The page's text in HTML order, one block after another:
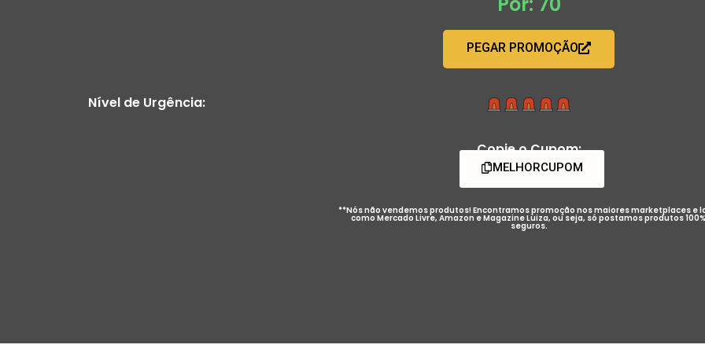
PEGAR PROMOÇÃO
Nível de Urgência:
Copie o Cupom:
MELHORCUPOM
**Nós não vendemos produtos! Encontramos promoção nos maiores marketplaces e
como Mercado Livre, Amazon e Magazine Luiza, ou seja, só postamos produtos 100%
seguros.